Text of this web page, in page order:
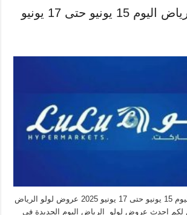
عروض لولو الرياض اليوم 15 يونيو حتى 17 يونيو
عروض لولو الرياض اليوم 15 يونيو حتى 17 يونيو 2025 عروض لولو الرياض
لكم احدث عروض لولو الرياض اليوم الجديدة فى